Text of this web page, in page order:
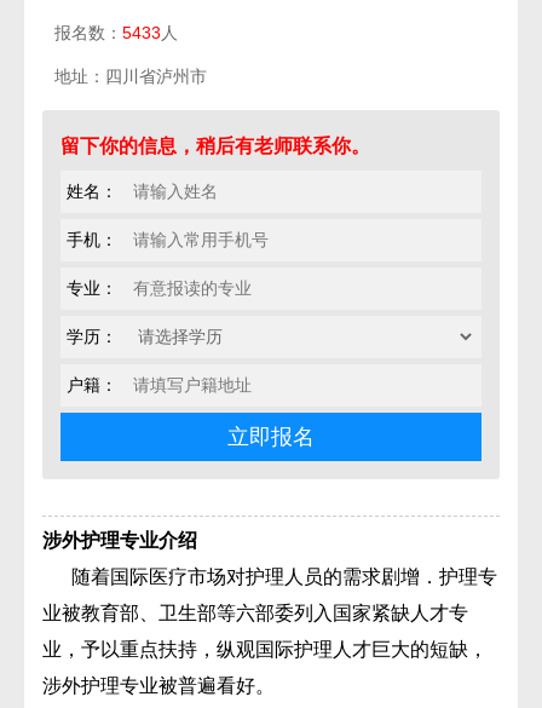
报名数： 5433 人
地址：四川省泸州市
留下你的信息，稍后有老师联系你。
姓名：
手机：
专业：
学历：
户籍：
涉外护理专业介绍
随着国际医疗市场对护理人员的需求剧增．护理专
业被教育部、卫生部等六部委列入国家紧缺人才专
业，予以重点扶持，纵观国际护理人才巨大的短缺，
涉外护理专业被普遍看好。